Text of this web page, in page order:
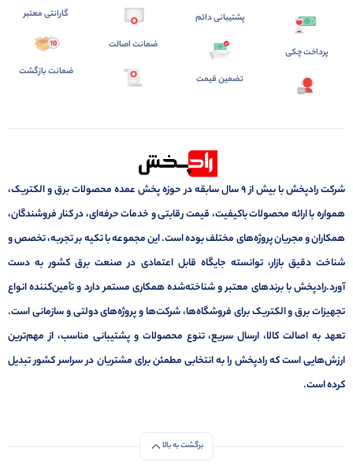
پرداخت چکی
پشتیبانی دائم
تضمین قیمت
ضمانت اصالت
گارانتی معتبر
ضمانت بازگشت
شرکت رادپخش با بیش از ۹ سال سابقه در حوزه پخش عمده محصولات برق و الکتریک،
همواره با ارائه محصولات باکیفیت، قیمت رقابتی و خدمات حرفه‌ای، در کنار فروشندگان،
همکاران و مجریان پروژه‌های مختلف بوده است. این مجموعه با تکیه بر تجربه، تخصص و
شناخت دقیق بازار، توانسته جایگاه قابل اعتمادی در صنعت برق کشور به دست
آورد.رادپخش با برندهای معتبر و شناخته‌شده همکاری مستمر دارد و تأمین‌کننده انواع
تجهیزات برق و الکتریک برای فروشگاه‌ها، شرکت‌ها و پروژه‌های دولتی و سازمانی است.
تعهد به اصالت کالا، ارسال سریع، تنوع محصولات و پشتیبانی مناسب، از مهم‌ترین
ارزش‌هایی است که رادپخش را به انتخابی مطمئن برای مشتریان در سراسر کشور تبدیل
کرده است.
برگشت به بالا